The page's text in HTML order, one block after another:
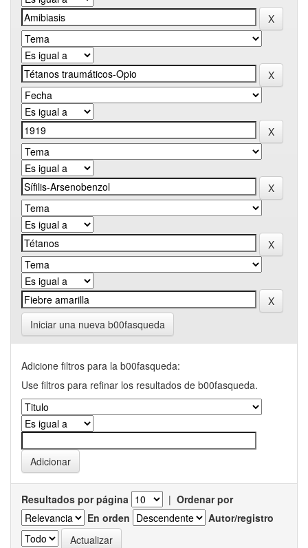
Iniciar una nueva b00fasqueda
Adicione filtros para la b00fasqueda:
Use filtros para refinar los resultados de b00fasqueda.
Resultados por página | Ordenar por
En orden
Autor/registro